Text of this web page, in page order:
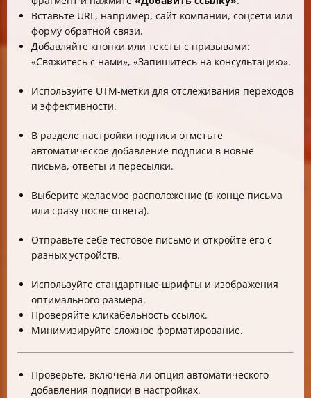
Вставьте URL, например, сайт компании, соцсети или
форму обратной связи.
Добавляйте кнопки или тексты с призывами:
«Свяжитесь с нами», «Запишитесь на консультацию».
Используйте UTM-метки для отслеживания переходов
и эффективности.
В разделе настройки подписи отметьте
автоматическое добавление подписи в новые
письма, ответы и пересылки.
Выберите желаемое расположение (в конце письма
или сразу после ответа).
Отправьте себе тестовое письмо и откройте его с
разных устройств.
Используйте стандартные шрифты и изображения
оптимального размера.
Проверяйте кликабельность ссылок.
Минимизируйте сложное форматирование.
Проверьте, включена ли опция автоматического
добавления подписи в настройках.